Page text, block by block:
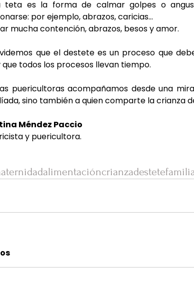
por ejemplo, abrazos, caricias...
mucha contención, abrazos, besos y amor.
que el destete es un proceso que
todos los procesos llevan tiempo.
puericultoras acompañamos desde una
sino también a quien comparte la crianza
Méndez Paccio
y puericultora.
alimentacióncrianzadestete